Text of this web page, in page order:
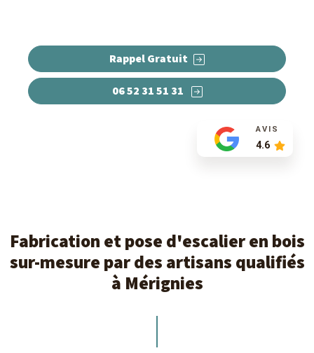
Rappel Gratuit
06 52 31 51 31
AVIS
4.6
Fabrication et pose d'escalier en bois
sur-mesure par des artisans qualifiés
à Mérignies